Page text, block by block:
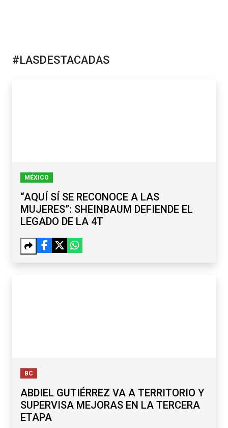
#LASDESTACADAS
MÉXICO
“AQUÍ SÍ SE RECONOCE A LAS
MUJERES”: SHEINBAUM DEFIENDE EL
LEGADO DE LA 4T
BC
ABDIEL GUTIÉRREZ VA A TERRITORIO Y
SUPERVISA MEJORAS EN LA TERCERA
ETAPA